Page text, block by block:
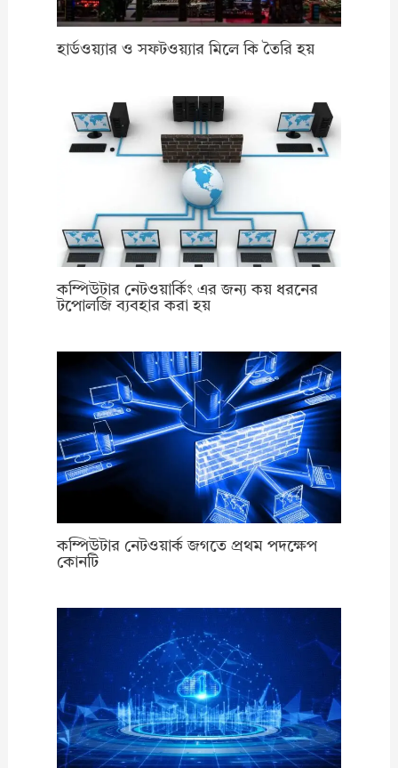
হার্ডওয়্যার ও সফটওয়্যার মিলে কি তৈরি হয়
কম্পিউটার নেটওয়ার্কিং এর জন্য কয় ধরনের
টপোলজি ব্যবহার করা হয়
কম্পিউটার নেটওয়ার্ক জগতে প্রথম পদক্ষেপ
কোনটি